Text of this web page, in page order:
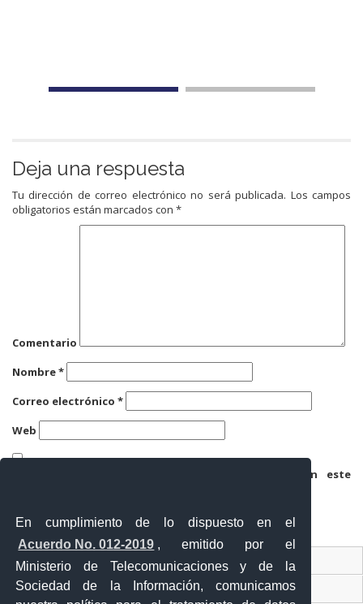
En cumplimiento de lo dispuesto en el
Acuerdo No. 012-2019 , emitido por el
Ministerio de Telecomunicaciones y de la
Sociedad de la Información, comunicamos
Deja una respuesta
Tu dirección de correo electrónico no será publicada. Los campos
obligatorios están marcados con *
Comentario
Nombre*
Correo electrónico *
Web
Guarda mi nombre, correo electrónico y web en este
Contacto Ciudadano
Ventanilla Única de Comercio Exterior